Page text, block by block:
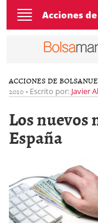
Toggle
navigation
Acciones
ACCIONES DE BOLSA
2010- Escrito por: Javier
Los nuevos
España